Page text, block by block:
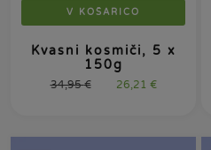
V KOŠARICO
Kvasni kosmiči, 5 x
150g
34,95€ 26,21 €